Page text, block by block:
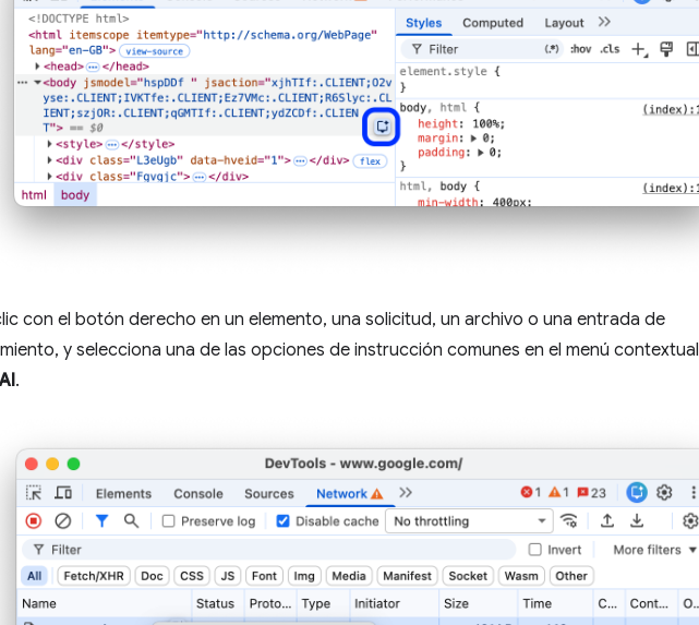
con el botón derecho en un elemento, una solicitud, un archivo o una entrada de
y selecciona una de las opciones de instrucción comunes en el menú contextual
.